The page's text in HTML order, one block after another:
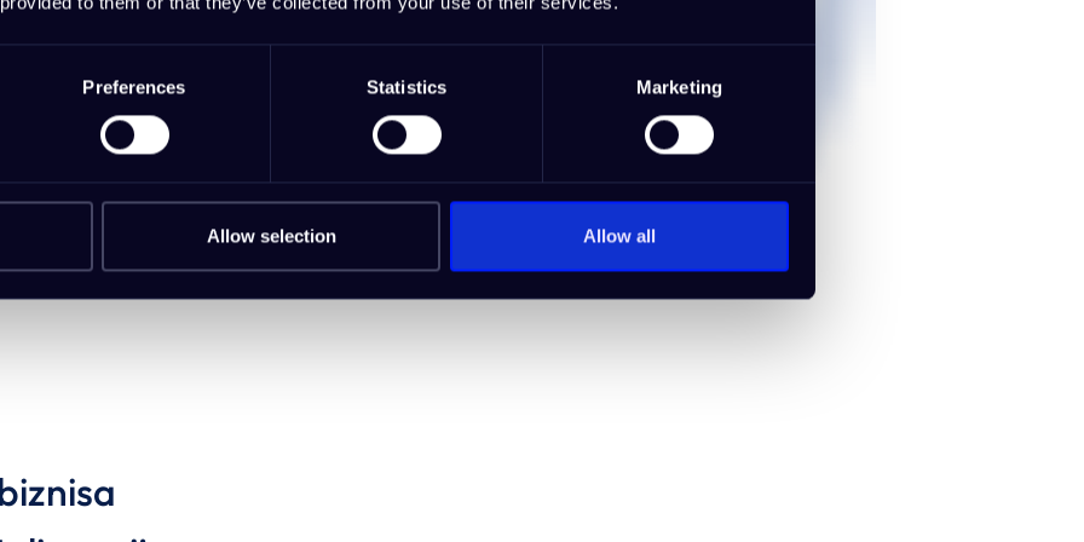
Preferences Statistics Marketing
Allow selection Allow all
slika i
plan koji